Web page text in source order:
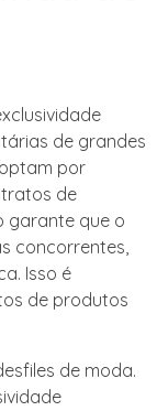
de grandes
por
de
garante que o
concorrentes,
Isso é
de produtos
de moda.